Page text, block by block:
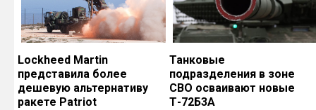
Lockheed Martin
представила более
дешевую альтернативу
ракете Patriot
Танковые
подразделения в зоне
СВО осваивают новые
Т-72Б3А